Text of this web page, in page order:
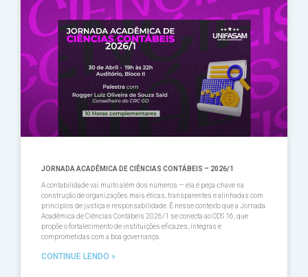
JORNADA ACADÊMICA DE CIÊNCIAS CONTÁBEIS – 2026/1
A contabilidade vai muito além dos números — ela é peça-chave na
construção de organizações mais éticas, transparentes e alinhadas com
princípios de justiça e responsabilidade. É nesse contexto que a Jornada
Acadêmica de Ciências Contábeis 2026/1 se conecta ao ODS 16, que
propõe o fortalecimento de instituições eficazes, íntegras e
comprometidas com a boa governança.
CONTINUE LENDO »